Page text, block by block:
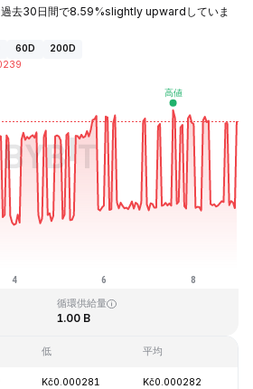
去30日間で8.59%slightly upwardしていま
60D
200D
GMT+0
Kč0.000004
循環供給量
1.00 B
低 平均
Kč0.000281 Kč0.000282